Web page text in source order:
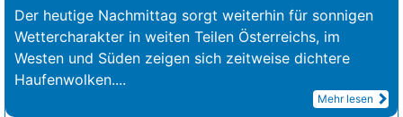
Der heutige Nachmittag sorgt weiterhin für sonnigen
Wettercharakter in weiten Teilen Österreichs, im
Westen und Süden zeigen sich zeitweise dichtere
Haufenwolken....
Mehr lesen